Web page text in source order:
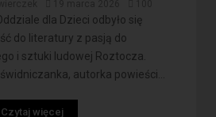
dla Dzieci odbyło się
do literatury z pasją do
i sztuki ludowej Roztocza.
autorka powieści...
Czytaj więcej